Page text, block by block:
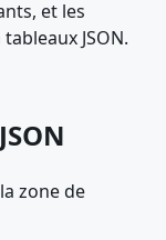
et les
JSON.
zone de